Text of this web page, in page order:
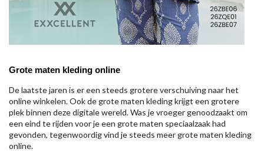
Grote maten kleding online
De laatste jaren is er een steeds grotere verschuiving naar het
online winkelen. Ook de grote maten kleding krijgt een grotere
plek binnen deze digitale wereld. Was je vroeger genoodzaakt om
een eind te rijden voor je een grote maten speciaalzaak had
gevonden, tegenwoordig vind je steeds meer grote maten kleding
online.